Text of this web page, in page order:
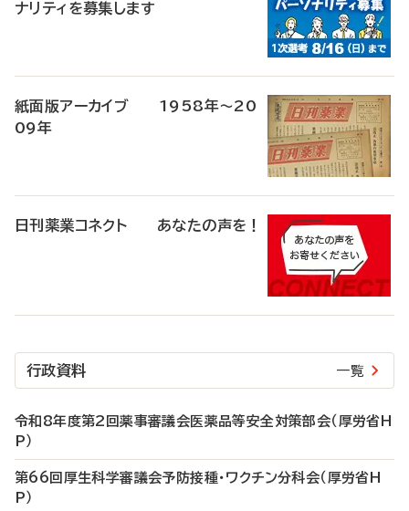
ナリティを募集します
紙面版アーカイブ 1958年～20
09年
日刊薬業コネクト あなたの声を！
行政資料 一覧
令和8年度第2回薬事審議会医薬品等安全対策部会（厚労省H
P）
第66回厚生科学審議会予防接種・ワクチン分科会（厚労省H
P）